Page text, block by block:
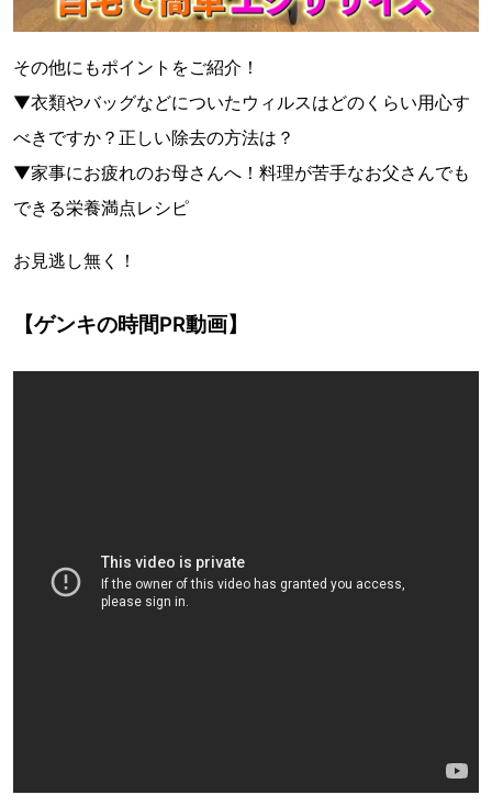
その他にもポイントをご紹介！
▼衣類やバッグなどについたウィルスはどのくらい用心す
べきですか？正しい除去の方法は？
▼家事にお疲れのお母さんへ！料理が苦手なお父さんでも
できる栄養満点レシピ
お見逃し無く！
【ゲンキの時間PR動画】